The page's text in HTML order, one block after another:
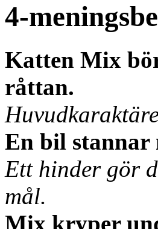
4-
Katten Mix
råttan.
En bil
Ett hinder gör
mål.
Mix kryper